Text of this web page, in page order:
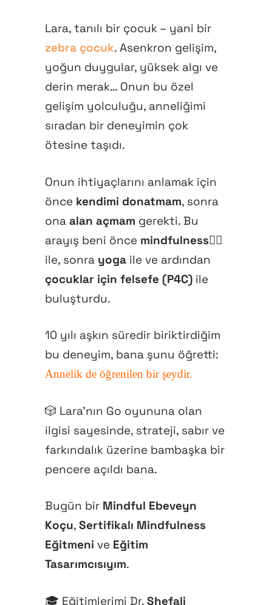
Lara, tanılı bir çocuk – yani bir
zebra çocuk. Asenkron gelişim,
yoğun duygular, yüksek algı ve
derin merak… Onun bu özel
gelişim yolculuğu, anneliğimi
sıradan bir deneyimin çok
ötesine taşıdı.
Onun ihtiyaçlarını anlamak için
önce kendimi donatmam, sonra
ona alan açmam gerekti. Bu
arayış beni önce mindfulness🧘‍♀️
ile, sonra yoga ile ve ardından
çocuklar için felsefe (P4C) ile
buluşturdu.
10 yılı aşkın süredir biriktirdiğim
bu deneyim, bana şunu öğretti:
Annelik de öğrenilen bir şeydir.
🎲 Lara’nın Go oyununa olan
ilgisi sayesinde, strateji, sabır ve
farkındalık üzerine bambaşka bir
pencere açıldı bana.
Bugün bir Mindful Ebeveyn
Koçu, Sertifikalı Mindfulness
Eğitmeni ve Eğitim
Tasarımcısıyım.
🎓 Eğitimlerimi Dr. Shefali